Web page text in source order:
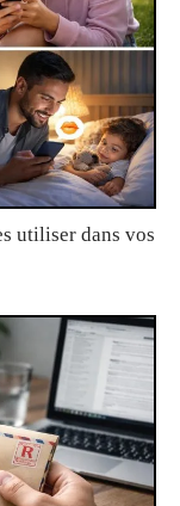
utiliser dans vos